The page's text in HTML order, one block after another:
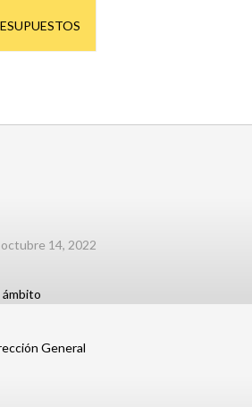
octubre 14, 2022
General